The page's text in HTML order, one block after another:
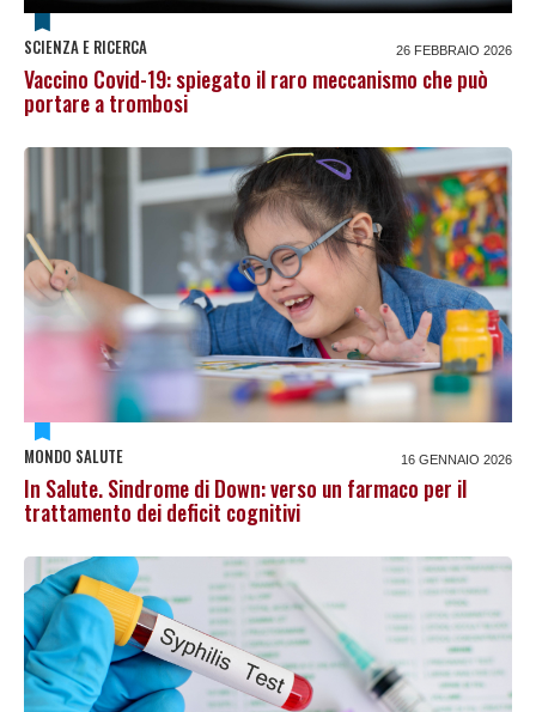
SCIENZA E RICERCA 26 FEBBRAIO 2026
Vaccino Covid-19: spiegato il raro meccanismo che può
portare a trombosi
MONDO SALUTE 16 GENNAIO 2026
In Salute. Sindrome di Down: verso un farmaco per il
trattamento dei deficit cognitivi